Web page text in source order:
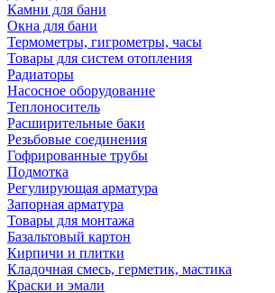
Камни для бани
Окна для бани
Термометры, гигрометры, часы
Товары для систем отопления
Радиаторы
Насосное оборудование
Теплоноситель
Расширительные баки
Резьбовые соединения
Гофрированные трубы
Подмотка
Регулирующая арматура
Запорная арматура
Товары для монтажа
Базальтовый картон
Кирпичи и плитки
Кладочная смесь, герметик, мастика
Краски и эмали